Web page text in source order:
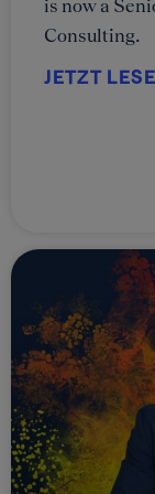
is now a
Consulting.
JETZT